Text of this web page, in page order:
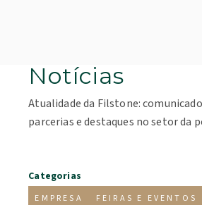
Notícias
Atualidade da Filstone:
parcerias e destaques no setor da
Categorias
EMPRESA FEIRAS E EVENTOS